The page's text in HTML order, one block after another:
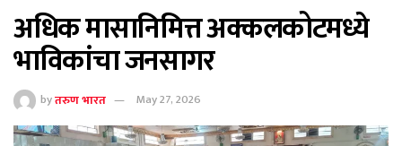
अधिक मासानिमित्त अक्कलकोटमध्ये
भाविकांचा जनसागर
byतरुण भारत May 27, 2026